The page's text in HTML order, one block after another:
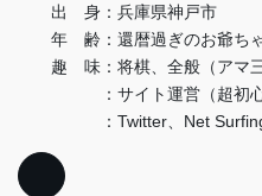
出 身：兵庫県神戸市
年 齢：還暦過ぎのお爺ち
趣 味：将棋、全般（アマ三
：サイト運営（超初心
：Twitter、Net